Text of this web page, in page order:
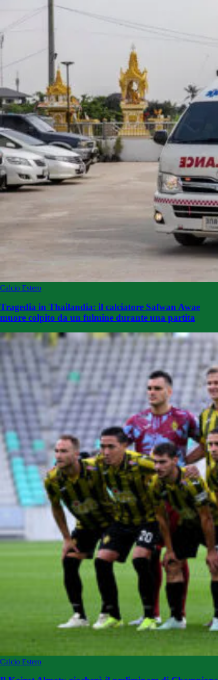
Calcio Estero
Tragedia in Thailandia: il calciatore Safwan Awae
muore colpito da un fulmine durante una partita
Calcio Estero